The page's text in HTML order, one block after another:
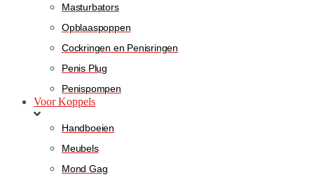
Masturbators
Opblaaspoppen
Cockringen en Penisringen
Penis Plug
Penispompen
Voor Koppels
Handboeien
Meubels
Mond Gag